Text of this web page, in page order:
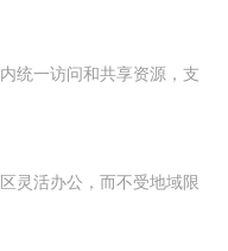
统一访问和共享资源，支
灵活办公，而不受地域限